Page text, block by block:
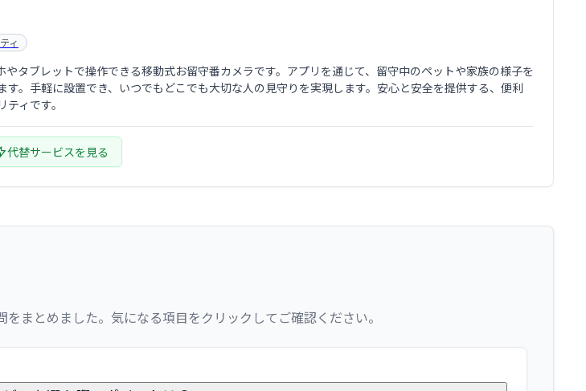
ィ
タブレットで操作できる移動式お留守番カメラです。アプリを通じて、留守中のペットや家族の様子を
す。手軽に設置でき、いつでもどこでも大切な人の見守りを実現します。安心と安全を提供する、便利
ィです。
代替サービスを見る
まとめました。気になる項目をクリックしてご確認ください。